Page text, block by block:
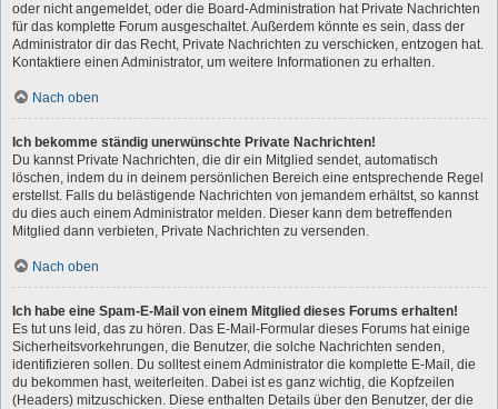
oder nicht angemeldet, oder die Board-Administration hat Private Nachrichten
für das komplette Forum ausgeschaltet. Außerdem könnte es sein, dass der
Administrator dir das Recht, Private Nachrichten zu verschicken, entzogen hat.
Kontaktiere einen Administrator, um weitere Informationen zu erhalten.
Nach oben
Ich bekomme ständig unerwünschte Private Nachrichten!
Du kannst Private Nachrichten, die dir ein Mitglied sendet, automatisch
löschen, indem du in deinem persönlichen Bereich eine entsprechende Regel
erstellst. Falls du belästigende Nachrichten von jemandem erhältst, so kannst
du dies auch einem Administrator melden. Dieser kann dem betreffenden
Mitglied dann verbieten, Private Nachrichten zu versenden.
Nach oben
Ich habe eine Spam-E-Mail von einem Mitglied dieses Forums erhalten!
Es tut uns leid, das zu hören. Das E-Mail-Formular dieses Forums hat einige
Sicherheitsvorkehrungen, die Benutzer, die solche Nachrichten senden,
identifizieren sollen. Du solltest einem Administrator die komplette E-Mail, die
du bekommen hast, weiterleiten. Dabei ist es ganz wichtig, die Kopfzeilen
(Headers) mitzuschicken. Diese enthalten Details über den Benutzer, der die